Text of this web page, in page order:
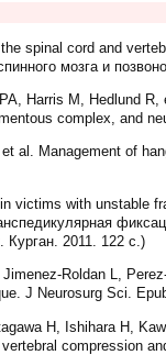
spinal cord and
мозга и
Harris M, Hedlund
complex, and
al. Management of
victims with unstable
2011. 122 с.)
Roldan L,
J Neurosurg Sci.
H, Ishihara H,
compression